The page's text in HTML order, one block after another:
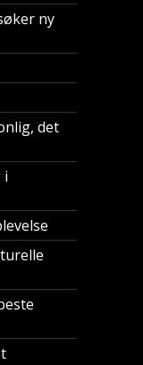
ny
det
i